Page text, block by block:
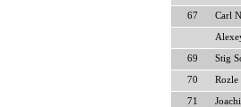
67 Carl
69 Stig
70 Rozle
71